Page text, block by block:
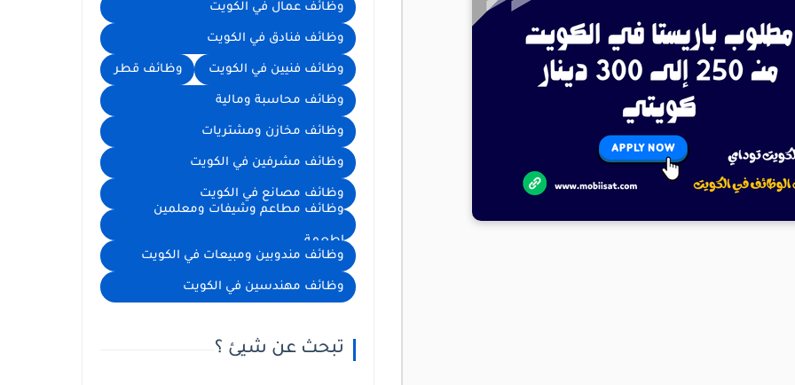
وظائف عمال في الكويت
وظائف فنادق في الكويت
وظائف فنيين في الكويت وظائف قطر
وظائف محاسبة ومالية
وظائف مخازن ومشتريات
وظائف مشرفين في الكويت
وظائف مصانع في الكويت
وظائف مطاعم وشيفات ومعلمين
اطعمة
وظائف مندوبين ومبيعات في الكويت
وظائف مهندسين في الكويت
تبحث عن شيئ ؟